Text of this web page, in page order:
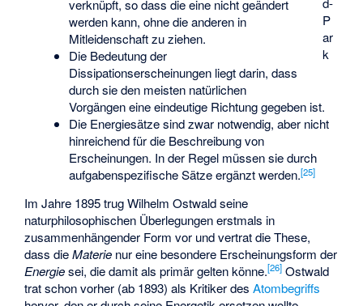
P
ar
k
verknüpft, so dass die eine nicht geändert
werden kann, ohne die anderen in
Mitleidenschaft zu ziehen.
Die Bedeutung der
Dissipationserscheinungen liegt darin, dass
durch sie den meisten natürlichen
Vorgängen eine eindeutige Richtung gegeben ist.
Die Energiesätze sind zwar notwendig, aber nicht
hinreichend für die Beschreibung von
Erscheinungen. In der Regel müssen sie durch
aufgabenspezifische Sätze ergänzt werden.[25]
Im Jahre 1895 trug Wilhelm Ostwald seine
naturphilosophischen Überlegungen erstmals in
zusammenhängender Form vor und vertrat die These,
dass dieMaterie nur eine besondere Erscheinungsform der
Energiesei, die damit als primär gelten könne.[26] Ostwald
trat schon vorher (ab 1893) als Kritiker desAtombegriffs